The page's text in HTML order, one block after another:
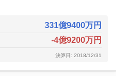
331億9400万円
-4億9200万円
決算日: 2018/12/31